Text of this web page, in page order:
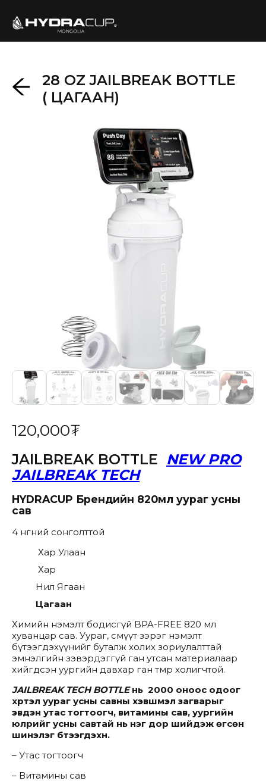
28 OZ JAILBREAK BOTTLE
( ЦАГААН)
120,000₮
JAILBREAK BOTTLE NEW PRO
JAILBREAK TECH
HYDRACUP Брендийн 820мл уураг усны
сав
4 өнгөний сонголттой
Хар Улаан
Хар
Нил Ягаан
Цагаан
Химийн нэмэлт бодисгүй BPA-FREE 820 мл
хуванцар сав. Уураг, смүүт зэрэг нэмэлт
бүтээгдэхүүнийг буталж холих зориулалттай
эмнэлгийн зэвэрдэггүй ган утсан материалаар
хийгдсэн уургийн давхар ган төмөр холигчтой.
JAILBREAK TECH BOTTLEнь 2000 оноос одоог
хүртэл уураг усны савны хэвшмэл загварыг
эвдэн утас тогтоогч, витамины сав, уургийн
юүлүүрийг усны савтай нь нэг дор шийдэж өгсөн
шинэлэг бүтээгдэхүүн.
– Утас тогтоогч
– Витамины сав